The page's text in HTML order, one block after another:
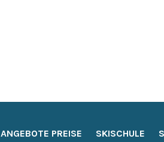
ANGEBOTE PREISE SKISCHULE